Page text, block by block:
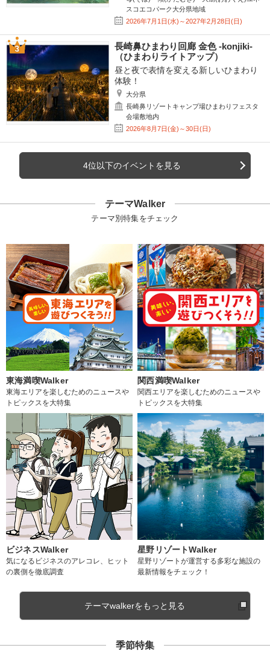
スコエコパーク大分県地域
2026年7月1日(水)～2027年2月28日(日)
長崎鼻ひまわり回廊 金色 -konjiki-
（ひまわりライトアップ）
昼と夜で表情を変える新しいひまわり
体験！
大分県
長崎鼻リゾートキャンプ場ひまわりフェスタ
会場敷地内
2026年8月7日(金)～30日(日)
4位以下のイベントを見る
テーマWalker
テーマ別特集をチェック
東海満喫Walker
東海エリアを楽しむためのニュースや
トピックスを大特集
関西満喫Walker
関西エリアを楽しむためのニュースや
トピックスを大特集
ビジネスWalker
気になるビジネスのアレコレ、ヒット
の裏側を徹底調査
星野リゾートWalker
星野リゾートが運営する多彩な施設の
最新情報をチェック！
テーマwalkerをもっと見る
季節特集